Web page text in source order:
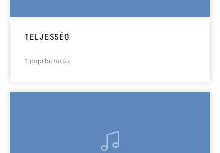
TELJESSÉG
1 napi biztatás